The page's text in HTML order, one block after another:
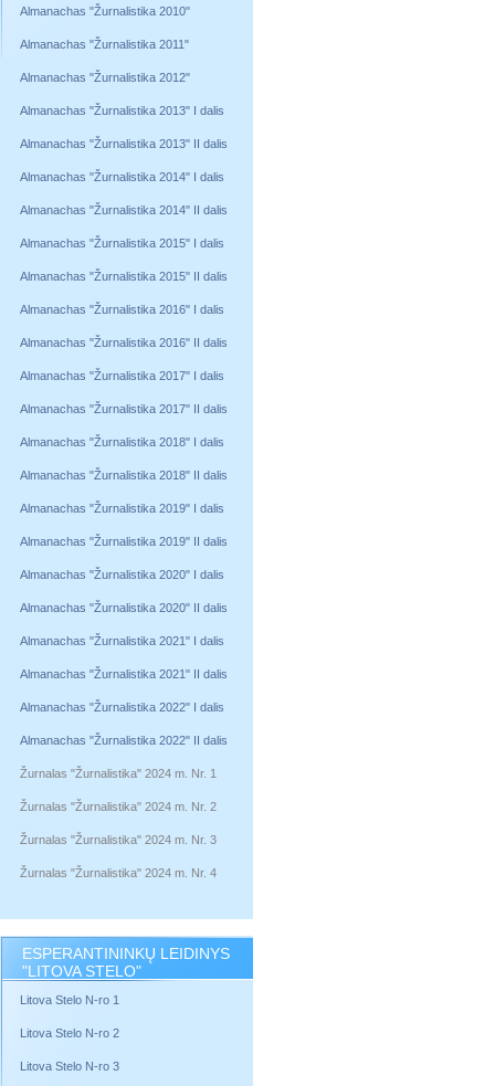
Almanachas "Žurnalistika 2010"
Almanachas "Žurnalistika 2011"
Almanachas "Žurnalistika 2012"
Almanachas "Žurnalistika 2013" I dalis
Almanachas "Žurnalistika 2013" II dalis
Almanachas "Žurnalistika 2014" I dalis
Almanachas "Žurnalistika 2014" II dalis
Almanachas "Žurnalistika 2015" I dalis
Almanachas "Žurnalistika 2015" II dalis
Almanachas "Žurnalistika 2016" I dalis
Almanachas "Žurnalistika 2016" II dalis
Almanachas "Žurnalistika 2017" I dalis
Almanachas "Žurnalistika 2017" II dalis
Almanachas "Žurnalistika 2018" I dalis
Almanachas "Žurnalistika 2018" II dalis
Almanachas "Žurnalistika 2019" I dalis
Almanachas "Žurnalistika 2019" II dalis
Almanachas "Žurnalistika 2020" I dalis
Almanachas "Žurnalistika 2020" II dalis
Almanachas "Žurnalistika 2021" I dalis
Almanachas "Žurnalistika 2021" II dalis
Almanachas "Žurnalistika 2022" I dalis
Almanachas "Žurnalistika 2022" II dalis
Žurnalas "Žurnalistika" 2024 m. Nr. 1
Žurnalas "Žurnalistika" 2024 m. Nr. 2
Žurnalas "Žurnalistika" 2024 m. Nr. 3
Žurnalas "Žurnalistika" 2024 m. Nr. 4
ESPERANTININKŲ LEIDINYS
"LITOVA STELO"
Litova Stelo N-ro 1
Litova Stelo N-ro 2
Litova Stelo N-ro 3